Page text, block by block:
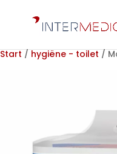
Start / hygiëne - toilet /